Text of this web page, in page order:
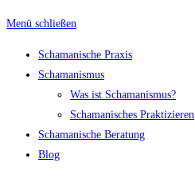
Menü schließen
Schamanische Praxis
Schamanismus
Was ist Schamanismus?
Schamanisches Praktizieren
Schamanische Beratung
Blog